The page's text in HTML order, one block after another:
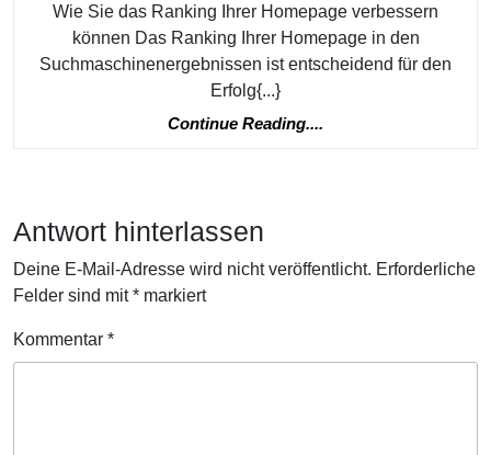
Wie Sie das Ranking Ihrer Homepage verbessern
können Das Ranking Ihrer Homepage in den
Suchmaschinenergebnissen ist entscheidend für den
Erfolg{...}
Continue Reading....
Antwort hinterlassen
Deine E-Mail-Adresse wird nicht veröffentlicht. Erforderliche
Felder sind mit* markiert
Kommentar *